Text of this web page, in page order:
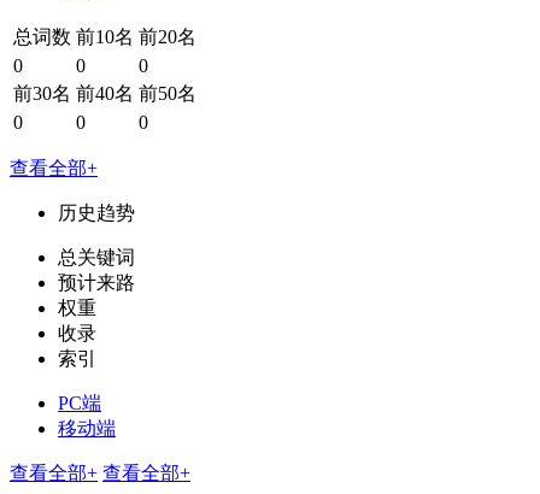
总词数 前10名 前20名
0
0
0
前30名 前40名 前50名
0
0 0
查看全部+
历史趋势
总关键词
预计来路
权重
收录
索引
PC端
移动端
查看全部+ 查看全部+